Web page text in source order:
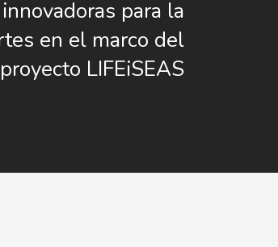
para la
en el marco del
proyecto LIFEiSEAS